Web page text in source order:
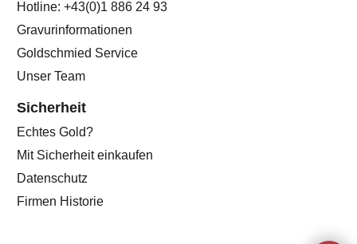
Hotline: +43(0)1 886 24 93
Gravurinformationen
Goldschmied Service
Unser Team
Sicherheit
Echtes Gold?
Mit Sicherheit einkaufen
Datenschutz
Firmen Historie